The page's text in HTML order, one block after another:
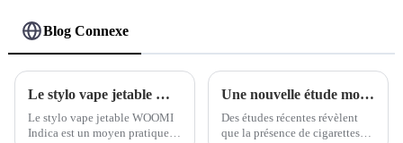
Blog Connexe
Le stylo vape jetable WOOMI Indica
Le stylo vape jetable WOOMI
Indica est un moyen pratique et
Une nouvelle étude montre que les cigarettes électroniques peuvent augmenter le taux de réussite du sevrage tabagique de 76 %.
Des études récentes révèlent
que la présence de cigarettes